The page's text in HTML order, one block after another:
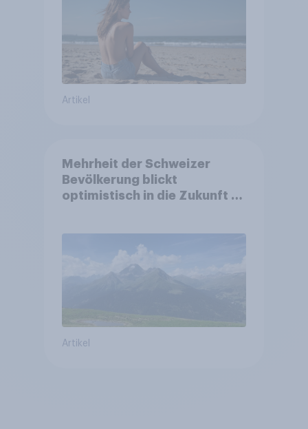
Artikel
Mehrheit der Schweizer
Bevölkerung blickt
optimistisch in die Zukunft –
Altersvorsorge
Artikel